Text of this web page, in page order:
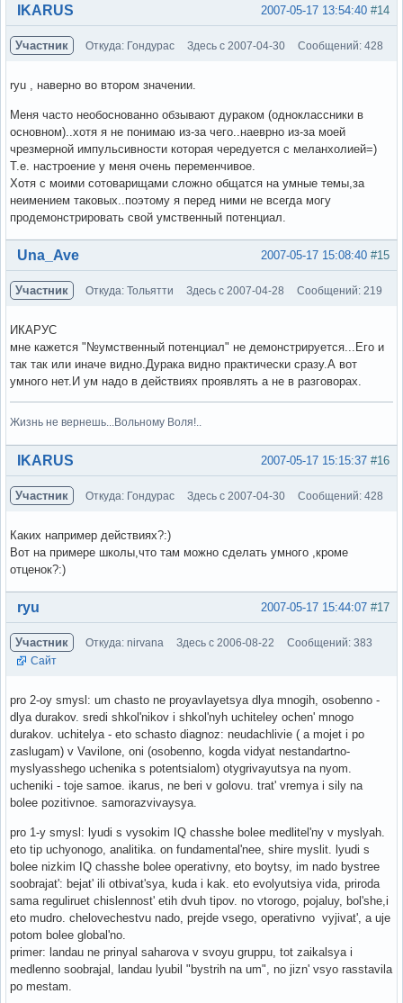
Вне форума #14
2007-05-17 13:54:40
IKARUS
Участник Откуда: Гондурас Здесь с 2007-04-30 Сообщений: 428
ryu , наверно во втором значении.
Меня часто необоснованно обзывают дураком (одноклассники в
основном)..хотя я не понимаю из-за чего..наеврно из-за моей
чрезмерной импульсивности которая чередуется с меланхолией=)
Т.е. настроение у меня очень переменчивое.
Хотя с моими сотоварищами сложно общатся на умные темы,за
неимением таковых..поэтому я перед ними не всегда могу
продемонстрировать свой умственный потенциал.
Вне форума #15
2007-05-17 15:08:40
Una_Ave
Участник Откуда: Тольятти Здесь с 2007-04-28 Сообщений: 219
ИКАРУС
мне кажется "№умственный потенциал" не демонстрируется...Его и
так так или иначе видно.Дурака видно практически сразу.А вот
умного нет.И ум надо в действиях проявлять а не в разговорах.
Жизнь не вернешь...Вольному Воля!..
Вне форума #16
2007-05-17 15:15:37
IKARUS
Участник Откуда: Гондурас Здесь с 2007-04-30 Сообщений: 428
Каких например действиях?:)
Вот на примере школы,что там можно сделать умного ,кроме
отценок?:)
Вне форума #17
2007-05-17 15:44:07
ryu
Участник Откуда: nirvana Здесь с 2006-08-22
Сообщений: 383
Сайт
pro 2-oy smysl: um chasto ne proyavlayetsya dlya mnogih, osobenno -
dlya durakov. sredi shkol'nikov i shkol'nyh uchiteley ochen' mnogo
durakov. uchitelya - eto schasto diagnoz: neudachlivie ( a mojet i po
zaslugam) v Vavilone, oni (osobenno, kogda vidyat nestandartno-
myslyasshego uchenika s potentsialom) otygrivayutsya na nyom.
ucheniki - toje samoe. ikarus, ne beri v golovu. trat' vremya i sily na
bolee pozitivnoe. samorazvivaysya.
pro 1-y smysl: lyudi s vysokim IQ chasshe bolee medlitel'ny v myslyah.
eto tip uchyonogo, analitika. on fundamental'nee, shire myslit. lyudi s
bolee nizkim IQ chasshe bolee operativny, eto boytsy, im nado bystree
soobrajat': bejat' ili otbivat'sya, kuda i kak. eto evolyutsiya vida, priroda
sama reguliruet chislennost' etih dvuh tipov. no vtorogo, pojaluy, bol'she,i
eto mudro. chelovechestvu nado, prejde vsego, operativno vyjivat', a uje
potom bolee global'no.
primer: landau ne prinyal saharova v svoyu gruppu, tot zaikalsya i
medlenno soobrajal, landau lyubil "bystrih na um", no jizn' vsyo rasstavila
po mestam.